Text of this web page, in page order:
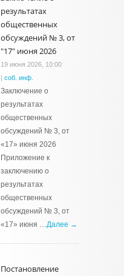
результатах
общественных
обсуждений № 3, от
"17" июня 2026
19 июня 2026, 10:00
| соб. инф.
Заключение о
результатах
общественных
обсуждений № 3, от
«17» июня 2026
Приложение к
заключению о
результатах
общественных
обсуждений № 3, от
«17» июня …Далее →
Постановление